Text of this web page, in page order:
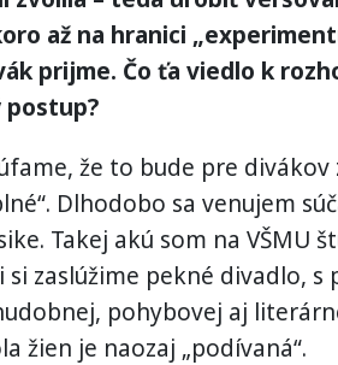
až na hranici
prijme. Čo ťa viedlo k
postup?
že to bude pre
Dlhodobo sa venujem
Takej akú som na VŠMU
si zaslúžime pekné divadlo, s
pohybovej aj
žien je naozaj „podívaná“.